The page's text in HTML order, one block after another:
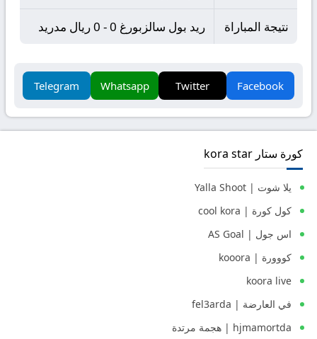
نتيجة المباراة ريد بول سالزبورغ 0 - 0 ريال مدريد
Facebook
Twitter
Whatsapp
Telegram
كورة ستار kora star
يلا شوت | Yalla Shoot
كول كورة | cool kora
اس جول | AS Goal
كووورة | kooora
koora live
في العارضة | fel3arda
hjmamortda | هجمة مرتدة